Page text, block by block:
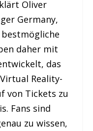
Oliver
Germany,
daher mit
das
Reality-
von Tickets zu
Fans sind
zu wissen,